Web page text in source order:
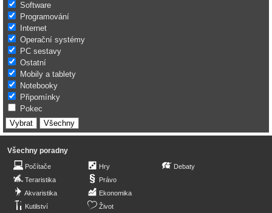
Software
Programování
Internet
Operační systémy
PC sestavy
Ostatní
Mobily a tablety
Notebooky
Připomínky
Pokec
Všechny poradny
Počítače
Teraristika
Akvaristika
Kutilství
Hry
Právo
Ekonomika
Život
Debaty